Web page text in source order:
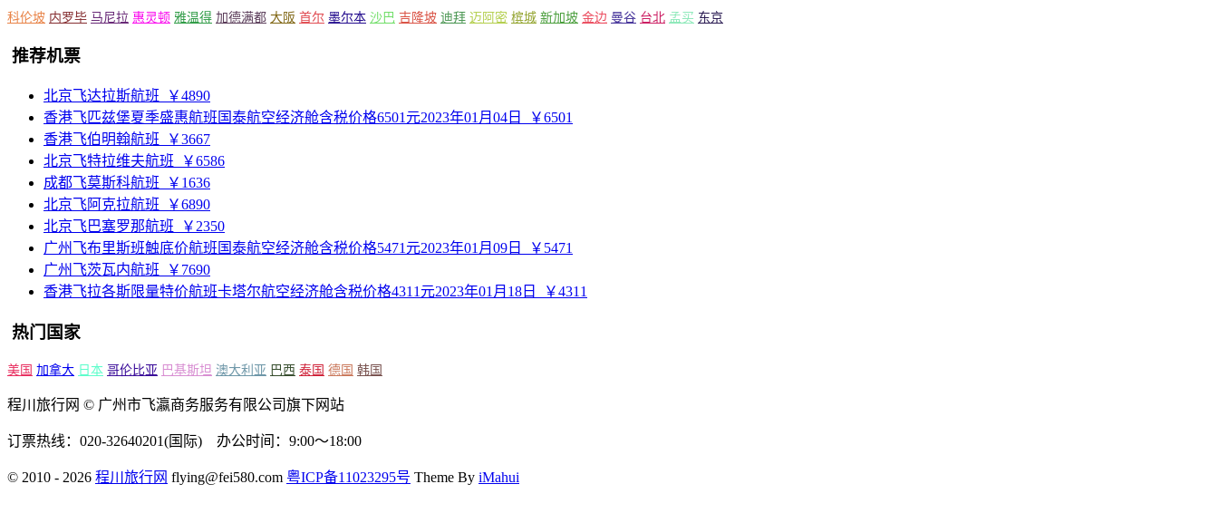
科伦坡 内罗毕 马尼拉 惠灵顿 雅温得 加德满都 大阪 首尔 墨尔本 沙巴 吉隆坡 迪拜 迈阿密 槟城 新加坡 金边 曼谷 台北 孟买 东京
推荐机票
北京飞达拉斯航班
￥4890
香港飞匹兹堡夏季盛惠航班国泰航空经济舱含税价格6501元2023年01月04日
￥6501
香港飞伯明翰航班
￥3667
北京飞特拉维夫航班
￥6586
成都飞莫斯科航班
￥1636
北京飞阿克拉航班
￥6890
北京飞巴塞罗那航班
￥2350
广州飞布里斯班触底价航班国泰航空经济舱含税价格5471元2023年01月09日
￥5471
广州飞茨瓦内航班
￥7690
香港飞拉各斯限量特价航班卡塔尔航空经济舱含税价格4311元2023年01月18日
￥4311
热门国家
美国 加拿大 日本 哥伦比亚 巴基斯坦 澳大利亚 巴西 泰国 德国 韩国
程川旅行网 © 广州市飞瀛商务服务有限公司旗下网站
订票热线：020-32640201(国际) 办公时间：9:00～18:00
© 2010 - 2026 程川旅行网 flying@fei580.com 粤ICP备11023295号 Theme By iMahui